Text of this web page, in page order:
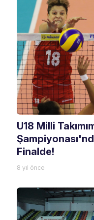
U18 Milli
Finalde!
8 yıl önce